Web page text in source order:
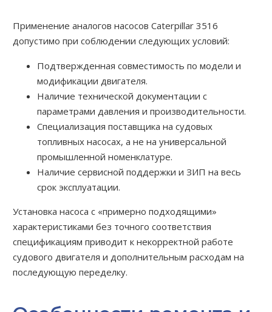
Применение аналогов насосов Caterpillar 3516
допустимо при соблюдении следующих условий:
Подтвержденная совместимость по модели и
модификации двигателя.
Наличие технической документации с
параметрами давления и производительности.
Специализация поставщика на судовых
топливных насосах, а не на универсальной
промышленной номенклатуре.
Наличие сервисной поддержки и ЗИП на весь
срок эксплуатации.
Установка насоса с «примерно подходящими»
характеристиками без точного соответствия
спецификациям приводит к некорректной работе
судового двигателя и дополнительным расходам на
последующую переделку.